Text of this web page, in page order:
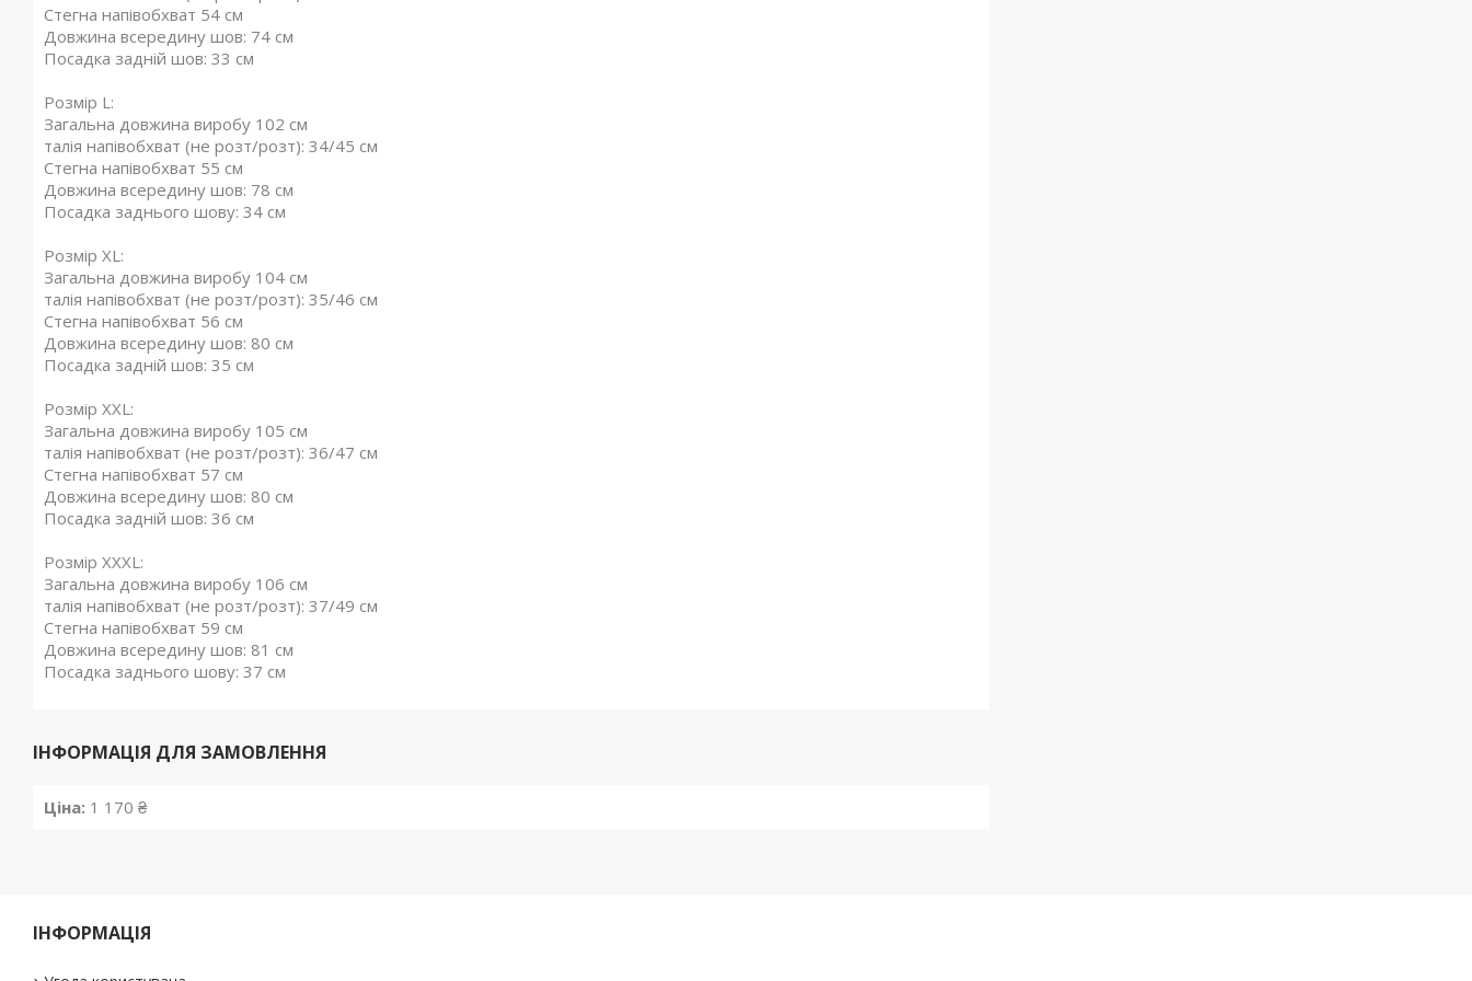
Стегна напівобхват 54 см
Довжина всередину шов: 74 см
Посадка задній шов: 33 см
Розмір L:
Загальна довжина виробу 102 см
талія напівобхват (не розт/розт): 34/45 см
Стегна напівобхват 55 см
Довжина всередину шов: 78 см
Посадка заднього шову: 34 см
Розмір XL:
Загальна довжина виробу 104 см
талія напівобхват (не розт/розт): 35/46 см
Стегна напівобхват 56 см
Довжина всередину шов: 80 см
Посадка задній шов: 35 см
Розмір XXL:
Загальна довжина виробу 105 см
талія напівобхват (не розт/розт): 36/47 см
Стегна напівобхват 57 см
Довжина всередину шов: 80 см
Посадка задній шов: 36 см
Розмір XXXL:
Загальна довжина виробу 106 см
талія напівобхват (не розт/розт): 37/49 см
Стегна напівобхват 59 см
Довжина всередину шов: 81 см
Посадка заднього шову: 37 см
ІНФОРМАЦІЯ ДЛЯ ЗАМОВЛЕННЯ
Ціна: 1 170 ₴
ІНФОРМАЦІЯ